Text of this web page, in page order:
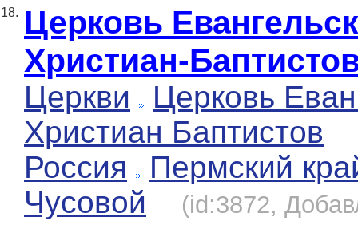
18. Церковь
Христиан-
Церкви
Церковь
Христиан Баптистов
Россия
Пермский
Чусовой
(id:3872,